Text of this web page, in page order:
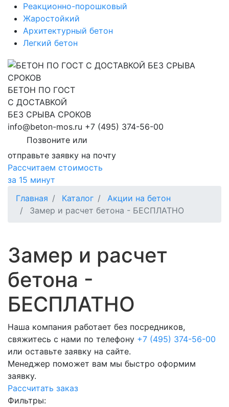
Реакционно-порошковый
Жаростойкий
Архитектурный бетон
Легкий бетон
БЕТОН ПО ГОСТ
С ДОСТАВКОЙ
БЕЗ СРЫВА СРОКОВ
info@beton-mos.ru +7 (495) 374-56-00
Позвоните или
отправьте заявку на почту
Рассчитаем стоимость
за 15 минут
Главная
Каталог
Акции на бетон
Замер и расчет бетона - БЕСПЛАТНО
Замер и расчет
бетона -
БЕСПЛАТНО
Наша компания работает без посредников,
свяжитесь с нами по телефону +7 (495) 374-56-00
или оставьте заявку на сайте.
Менеджер поможет вам мы быстро оформим
заявку.
Рассчитать заказ
Фильтры: